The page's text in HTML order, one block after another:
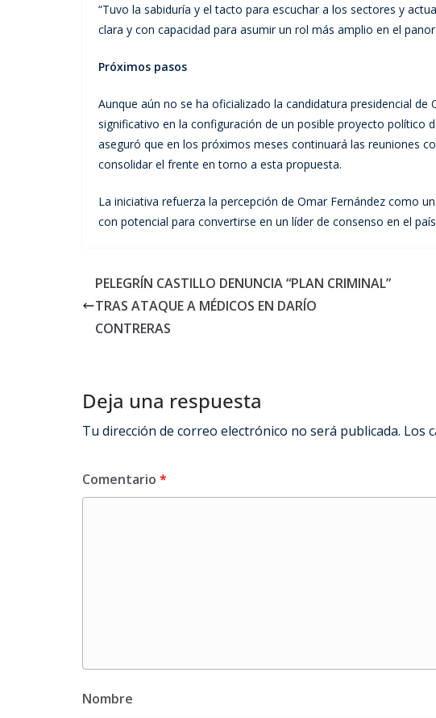
“Tuvo la sabiduría y el tacto para escuchar a los sectores y
clara y con capacidad para asumir un rol más amplio en el
Próximos pasos
Aunque aún no se ha oficializado la candidatura presidencial
significativo en la configuración de un posible proyecto político
aseguró que en los próximos meses continuará las reuniones
consolidar el frente en torno a esta propuesta.
La iniciativa refuerza la percepción de Omar Fernández como
con potencial para convertirse en un líder de consenso en el
PELEGRÍN CASTILLO DENUNCIA “PLAN CRIMINAL”
TRAS ATAQUE A MÉDICOS EN DARÍO
CONTRERAS
Deja una respuesta
Tu dirección de correo electrónico no será publicada. Los
Comentario *
Nombre